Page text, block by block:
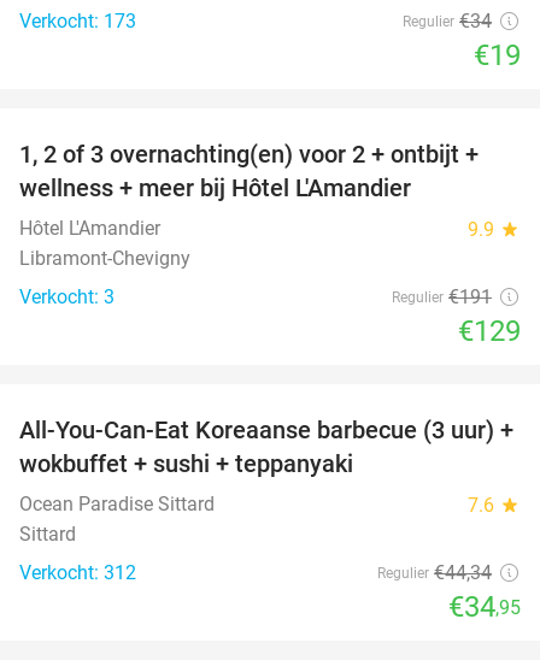
Verkocht: 173
Regulier €34
€19
32%
TODAY
1, 2 of 3 overnachting(en) voor 2 + ontbijt +
wellness + meer bij Hôtel L'Amandier
Hôtel L'Amandier 9.9 star
Libramont-Chevigny
Verkocht: 3
Regulier €191
€129
21%
All-You-Can-Eat Koreaanse barbecue (3 uur) +
wokbuffet + sushi + teppanyaki
Ocean Paradise Sittard 7.6 star
Sittard
Verkocht: 312
Regulier €44,34
€34,95